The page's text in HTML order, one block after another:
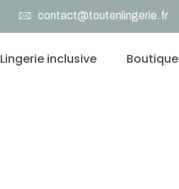
contact@toutenlingerie.fr
Lingerie inclusive Boutique